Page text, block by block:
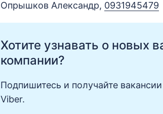
Опрышков Александр, 0931945479
Хотите узнавать о новых
компании?
Подпишитесь и получайте
Viber.